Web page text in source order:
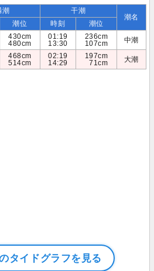
潮 干潮
潮名
潮位 時刻
潮位
430cm
480cm
01:19
13:30
236cm
107cm
中潮
468cm
514cm
02:19
14:29
197cm
71cm
大潮
タイドグラフを見る